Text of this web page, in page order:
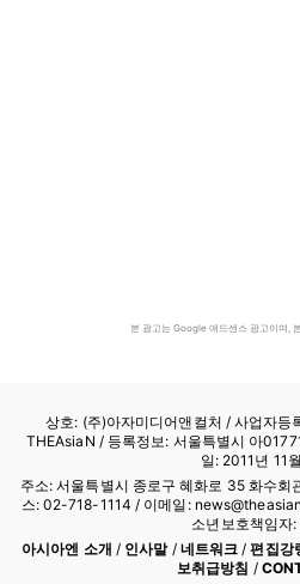
본 광고는 Google 애드센스 광고이며,
상호: (주)아자미디어앤컬처 /사업자등
THEAsiaN / 등록정보: 서울특별시 아
일: 2011년 11
주소: 서울특별시 종로구 혜화로 35 화수
스: 02-718-1114 / 이메일:
소년보호책임자:
아시아엔 소개 / 인사말/ 네트워크 /편집강
보취급방침 /